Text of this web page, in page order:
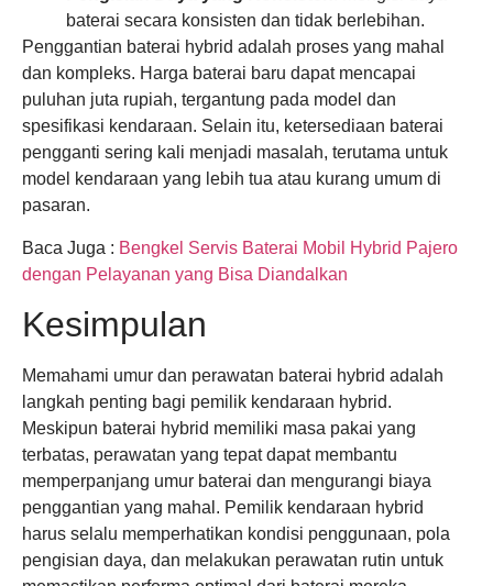
baterai secara konsisten dan tidak berlebihan.
Penggantian baterai hybrid adalah proses yang mahal
dan kompleks. Harga baterai baru dapat mencapai
puluhan juta rupiah, tergantung pada model dan
spesifikasi kendaraan. Selain itu, ketersediaan baterai
pengganti sering kali menjadi masalah, terutama untuk
model kendaraan yang lebih tua atau kurang umum di
pasaran.
Baca Juga : Bengkel Servis Baterai Mobil Hybrid Pajero
dengan Pelayanan yang Bisa Diandalkan
Kesimpulan
Memahami umur dan perawatan baterai hybrid adalah
langkah penting bagi pemilik kendaraan hybrid.
Meskipun baterai hybrid memiliki masa pakai yang
terbatas, perawatan yang tepat dapat membantu
memperpanjang umur baterai dan mengurangi biaya
penggantian yang mahal. Pemilik kendaraan hybrid
harus selalu memperhatikan kondisi penggunaan, pola
pengisian daya, dan melakukan perawatan rutin untuk